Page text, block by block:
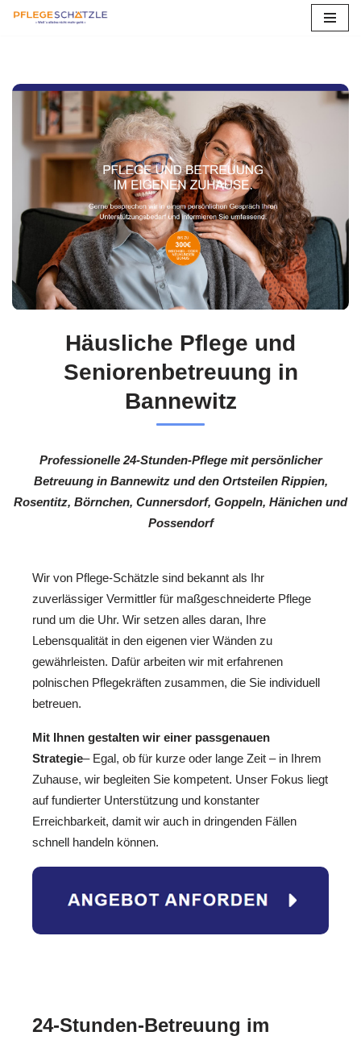
springen
Häusliche Pflege und
Seniorenbetreuung in
Bannewitz
Professionelle 24-Stunden-Pflege mit persönlicher
Betreuung in Bannewitz und den Ortsteilen Rippien,
Rosentitz, Börnchen, Cunnersdorf, Goppeln, Hänichen und
Possendorf
Wir von Pflege-Schätzle sind bekannt als Ihr
zuverlässiger Vermittler für maßgeschneiderte Pflege
rund um die Uhr. Wir setzen alles daran, Ihre
Lebensqualität in den eigenen vier Wänden zu
gewährleisten. Dafür arbeiten wir mit erfahrenen
polnischen Pflegekräften zusammen, die Sie individuell
betreuen.
Mit Ihnen gestalten wir einer passgenauen
Strategie– Egal, ob für kurze oder lange Zeit – in Ihrem
Zuhause, wir begleiten Sie kompetent. Unser Fokus liegt
auf fundierter Unterstützung und konstanter
Erreichbarkeit, damit wir auch in dringenden Fällen
schnell handeln können.
24-Stunden-Betreuung im